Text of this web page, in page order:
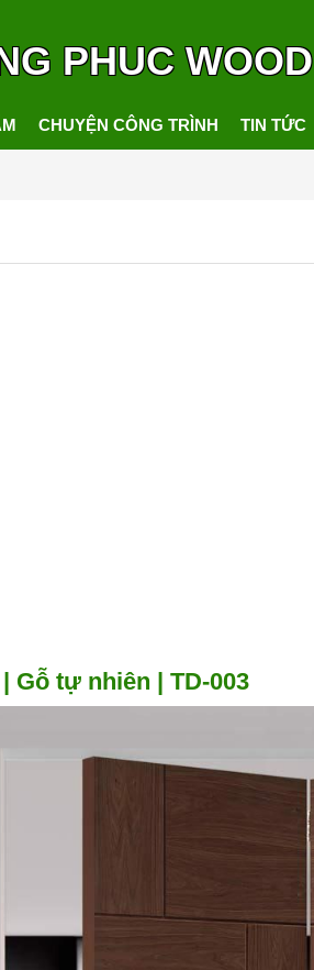
PHUC WOOD
CHUYỆN CÔNG TRÌNH TIN TỨC
Gỗ tự nhiên | TD-003